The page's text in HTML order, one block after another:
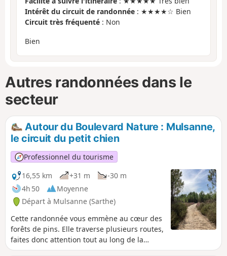
Intérêt du circuit de randonnée : ★★★★☆ Bien
Circuit très fréquenté : Non
Bien
Autres randonnées dans le
secteur
Autour du Boulevard Nature : Mulsanne,
le circuit du petit chien
Professionnel du tourisme
16,55 km
+31 m
-30 m
4h 50
Moyenne
Départ à Mulsanne (Sarthe)
Cette randonnée vous emmène au cœur des
forêts de pins. Elle traverse plusieurs routes,
faites donc attention tout au long de la
randonnée.